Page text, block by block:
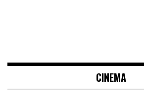
CINEMA